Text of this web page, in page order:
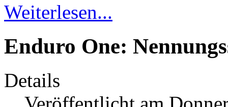
Weiterlesen...
Enduro One:
Details